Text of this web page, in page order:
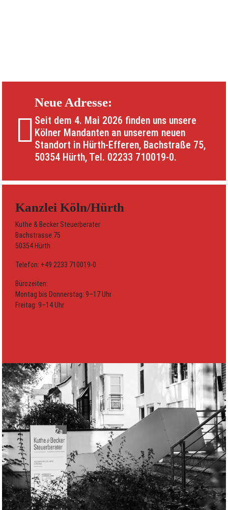
Neue Adresse:
Seit dem 4. Mai 2026 finden uns unsere
Kölner Mandanten an unserem neuen
Standort in Hürth-Efferen, Bachstraße 75,
50354 Hürth, Tel. 02233 710019-0.
Kanzlei Köln/Hürth
Kuthe & Becker Steuerberater
Bachstrasse 75
50354 Hürth
Telefon: +49 2233 710019-0
Bürozeiten:
Montag bis Donnerstag: 9–17 Uhr
Freitag: 9–14 Uhr